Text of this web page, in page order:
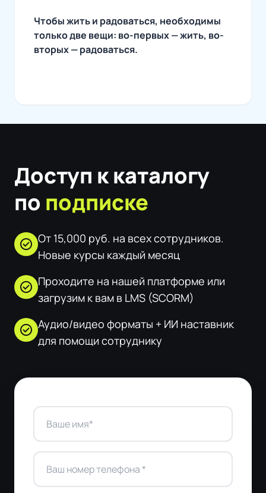
Чтобы жить и радоваться, необходимы
только две вещи: во-первых — жить, во-
вторых — радоваться.
Доступ к каталогу
по подписке
check_circle От 15,000 руб. на всех сотрудников.
Новые курсы каждый месяц
check_circle Проходите на нашей платформе или
загрузим к вам в LMS (SCORM)
check_circle Аудио/видео форматы + ИИ наставник
для помощи сотруднику